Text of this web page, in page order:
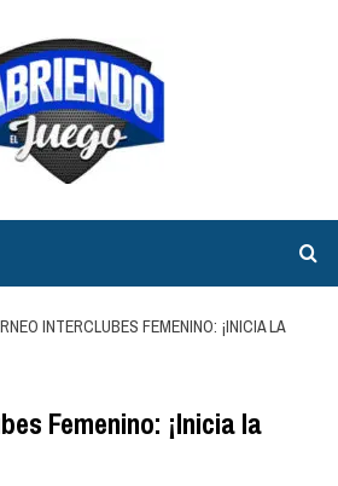
INTERCLUBES FEMENINO: ¡INICIA LA
Femenino: ¡Inicia la